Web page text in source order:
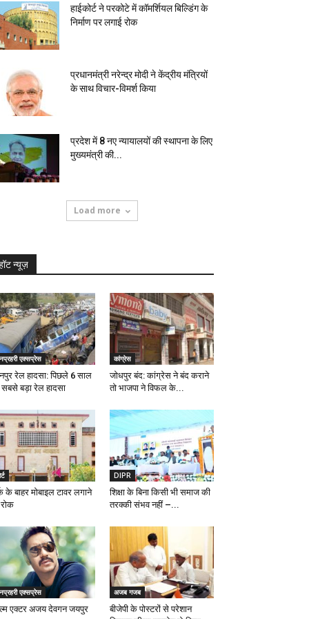
हाईकोर्ट ने परकोटे में कॉमर्शियल बिल्डिंग के
निर्माण पर लगाई रोक
प्रधानमंत्री नरेन्द्र मोदी ने केंद्रीय मंत्रियों
के साथ विचार-विमर्श किया
प्रदेश में 8 नए न्यायालयों की स्थापना के लिए
मुख्यमंत्री की...
Load more
न्यूज़
एक्सप्रेस
रेल हादसा: पिछले 6 साल
बड़ा रेल हादसा
कांग्रेस
जोधपुर बंद: कांग्रेस ने बंद कराने
तो भाजपा ने विफल के...
के बाहर मोबाइल टावर लगाने
DIPR
शिक्षा के बिना किसी भी समाज की
तरक्की संभव नहीं –...
एक्सप्रेस
एक्टर अजय देवगन जयपुर
अजब गजब
बीजेपी के पोस्टरों से परेशान